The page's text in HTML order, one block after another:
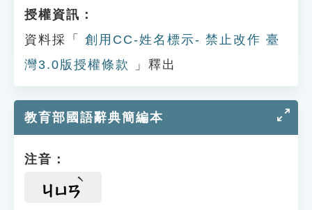
授權資訊：
資料採「
創用CC-姓名標示- 禁止改作 臺
灣3.0版授權條款
」釋出
教育部國語辭典簡編本
注音：
ㄐㄩㄢ